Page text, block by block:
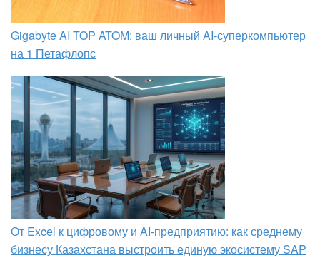
Gigabyte AI TOP ATOM: ваш личный AI-суперкомпьютер
на 1 Петафлопс
От Excel к цифровому и AI‑предприятию: как среднему
бизнесу Казахстана выстроить единую экосистему SAP